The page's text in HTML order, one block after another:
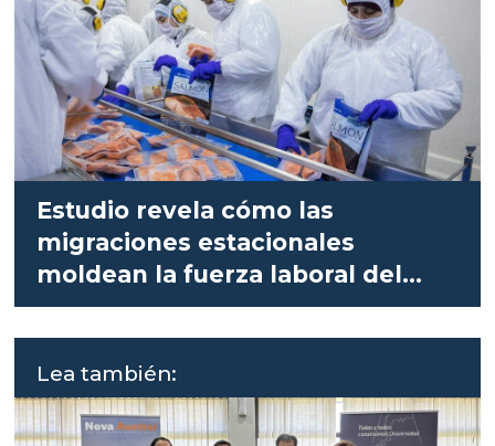
Estudio revela cómo las
migraciones estacionales
moldean la fuerza laboral del
salmón en Chile
Lea también: